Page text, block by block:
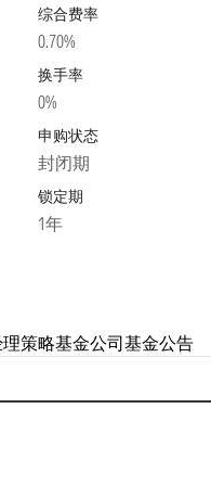
综合费率
0.70%
换手率
0%
申购状态
封闭期
锁定期
1年
策略基金公司基金公告